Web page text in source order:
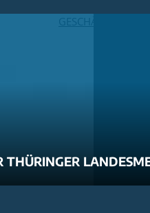
THÜRINGER